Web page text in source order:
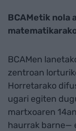
BCAMetik nola
BCAMen
zentroan
Horretarako
ugari egiten
martxoaren
haurrak barne—